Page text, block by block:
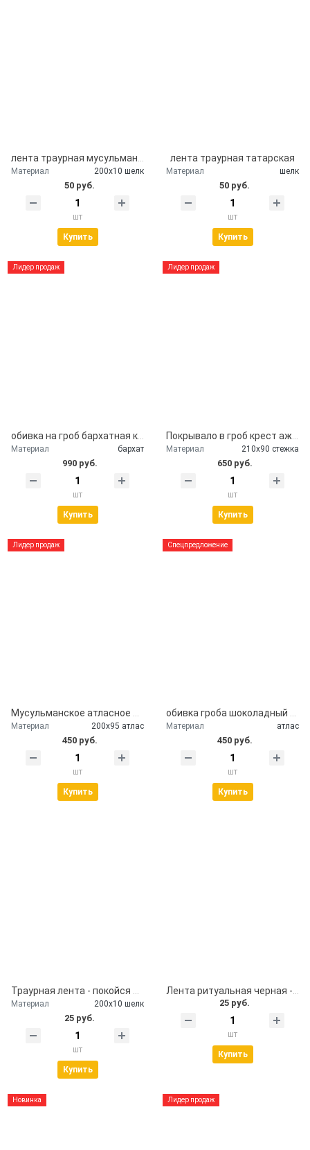
Материал 200х10 шелк
50 руб.
шт
Купить
лента траурная татарская
Материал шелк
50 руб.
шт
Купить
Лидер продаж
Материал бархат
990 руб.
шт
Купить
Лидер продаж
Материал 210х90 стежка
650 руб.
шт
Купить
Лидер продаж
Мусульманское атласное покрывало Кул шариф
Материал 200х95 атлас
450 руб.
шт
Купить
Спецпредложение
обивка гроба шоколадный атлас
Материал атлас
450 руб.
шт
Купить
Материал 200х10 шелк
25 руб.
шт
Купить
25 руб.
шт
Купить
Новинка Лидер продаж